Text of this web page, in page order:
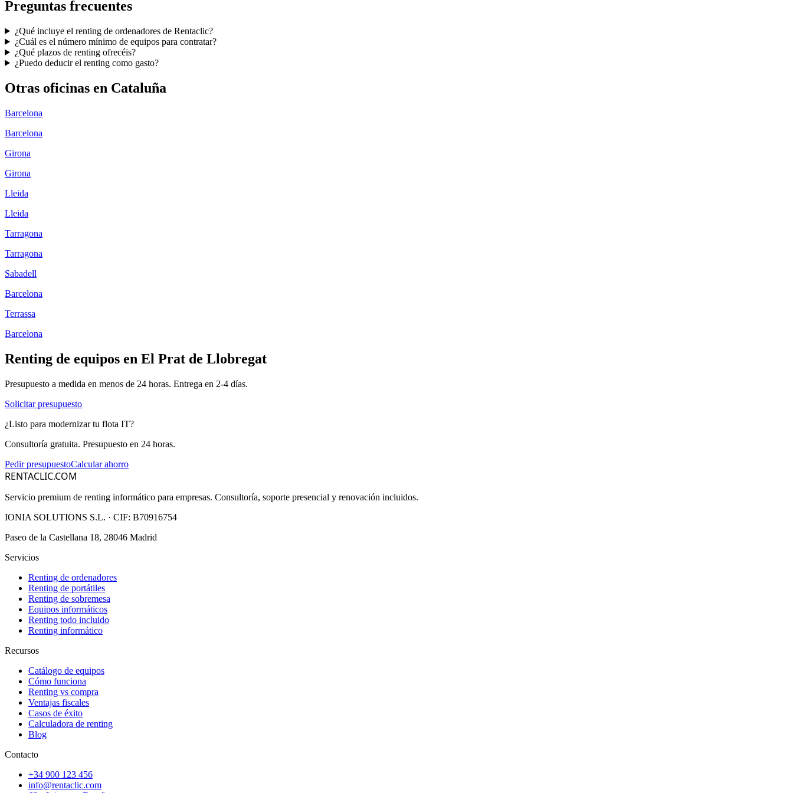
Preguntas frecuentes
¿Qué incluye el renting de ordenadores de Rentaclic?
¿Cuál es el número mínimo de equipos para contratar?
¿Qué plazos de renting ofrecéis?
¿Puedo deducir el renting como gasto?
Otras oficinas en Cataluña
Barcelona
Barcelona
Girona
Girona
Lleida
Lleida
Tarragona
Tarragona
Sabadell
Barcelona
Terrassa
Barcelona
Renting de equipos en El Prat de Llobregat
Presupuesto a medida en menos de 24 horas. Entrega en 2-4 días.
Solicitar presupuesto
¿Listo para modernizar tu flota IT?
Consultoría gratuita. Presupuesto en 24 horas.
Pedir presupuestoCalcular ahorro
RENTACLIC.COM
Servicio premium de renting informático para empresas. Consultoría, soporte presencial y renovación incluidos.
IONIA SOLUTIONS S.L. · CIF: B70916754
Paseo de la Castellana 18, 28046 Madrid
Servicios
Renting de ordenadores
Renting de portátiles
Renting de sobremesa
Equipos informáticos
Renting todo incluido
Renting informático
Recursos
Catálogo de equipos
Cómo funciona
Renting vs compra
Ventajas fiscales
Casos de éxito
Calculadora de renting
Blog
Contacto
+34 900 123 456
info@rentaclic.com